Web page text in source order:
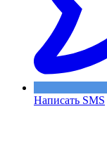
Написать SMS